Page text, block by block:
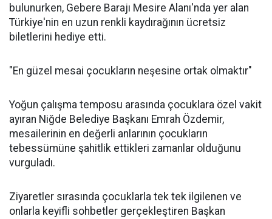
bulunurken, Gebere Barajı Mesire Alanı'nda yer alan
Türkiye'nin en uzun renkli kaydırağının ücretsiz
biletlerini hediye etti.
"En güzel mesai çocukların neşesine ortak olmaktır"
Yoğun çalışma temposu arasında çocuklara özel vakit
ayıran Niğde Belediye Başkanı Emrah Özdemir,
mesailerinin en değerli anlarının çocukların
tebessümüne şahitlik ettikleri zamanlar olduğunu
vurguladı.
Ziyaretler sırasında çocuklarla tek tek ilgilenen ve
onlarla keyifli sohbetler gerçekleştiren Başkan